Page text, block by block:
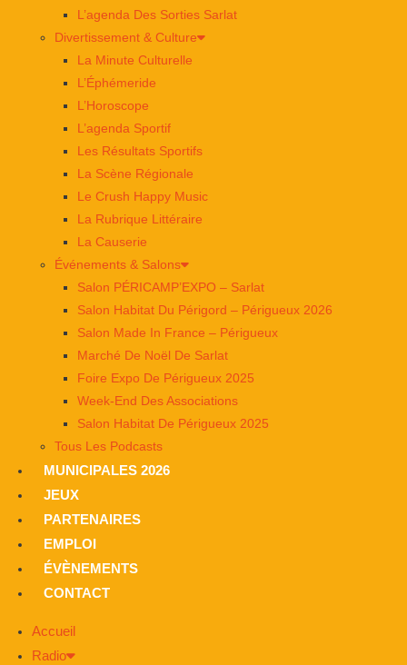
L’agenda Des Sorties Sarlat
Divertissement & Culture
La Minute Culturelle
L’Éphémeride
L’Horoscope
L’agenda Sportif
Les Résultats Sportifs
La Scène Régionale
Le Crush Happy Music
La Rubrique Littéraire
La Causerie
Événements & Salons
Salon PÉRICAMP’EXPO – Sarlat
Salon Habitat Du Périgord – Périgueux 2026
Salon Made In France – Périgueux
Marché De Noël De Sarlat
Foire Expo De Périgueux 2025
Week-End Des Associations
Salon Habitat De Périgueux 2025
Tous Les Podcasts
MUNICIPALES 2026
JEUX
PARTENAIRES
EMPLOI
ÉVÈNEMENTS
CONTACT
Accueil
Radio